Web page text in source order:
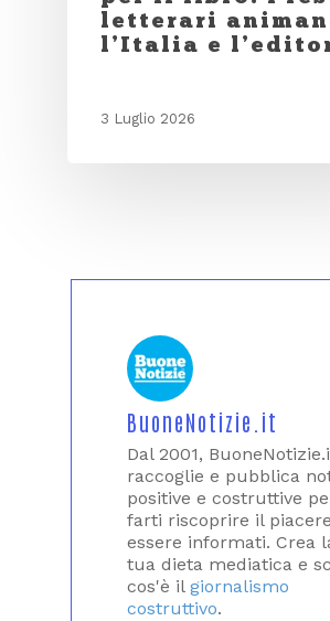
letterari
l’Italia e
3 Luglio 2026
BuoneNotizie.it
Dal 2001,
raccoglie e pubblica
positive e costruttive
farti riscoprire il
essere informati. Crea
tua dieta mediatica e
cos'è il giornalismo
costruttivo.